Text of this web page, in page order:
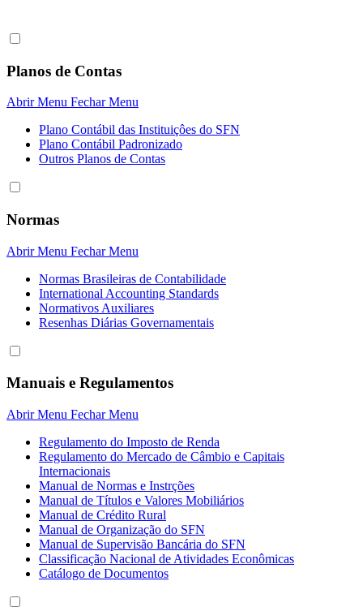
Planos de Contas
Abrir Menu Fechar Menu
Plano Contábil das Instituiçôes do SFN
Plano Contábil Padronizado
Outros Planos de Contas
Normas
Abrir Menu Fechar Menu
Normas Brasileiras de Contabilidade
International Accounting Standards
Normativos Auxiliares
Resenhas Diárias Governamentais
Manuais e Regulamentos
Abrir Menu Fechar Menu
Regulamento do Imposto de Renda
Regulamento do Mercado de Câmbio e Capitais
Internacionais
Manual de Normas e Instrções
Manual de Títulos e Valores Mobiliários
Manual de Crédito Rural
Manual de Organização do SFN
Manual de Supervisão Bancária do SFN
Classificação Nacional de Atividades Econômicas
Catálogo de Documentos